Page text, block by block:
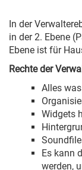
In der
in der 2. Ebene
Ebene ist für
Rechte der
Alles
Widgets
Es kann
werden,